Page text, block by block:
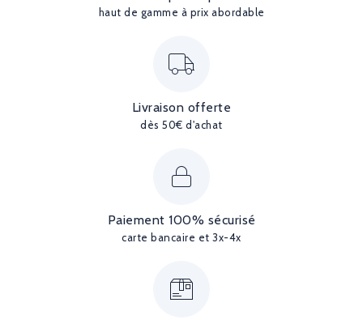
haut de gamme à prix abordable
Livraison offerte
dès 50€ d'achat
Paiement 100% sécurisé
carte bancaire et 3x-4x